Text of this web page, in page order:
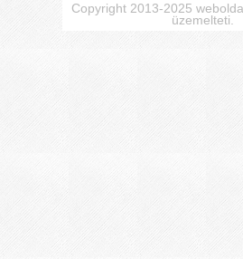
Copyright 2013-2025
üzemelteti.